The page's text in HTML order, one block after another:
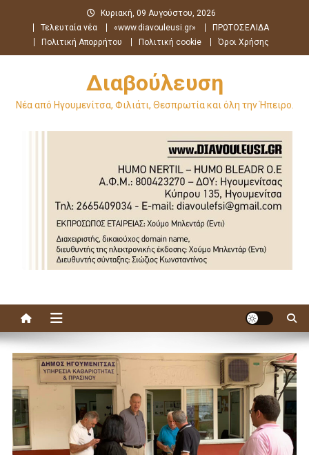
περιεχόμενο
Κυριακή, 09 Αυγούστου, 2026
Τελευταία νέα
«www.diavouleusi.gr»
ΠΡΩΤΟΣΕΛΙΔΑ
Πολιτική Απορρήτου
Πολιτική cookie Όροι Χρήσης
Διαβούλευση
Νέα από Ηγουμενίτσα, Φιλιάτι, Θεσπρωτία και όλη την Ήπειρο.